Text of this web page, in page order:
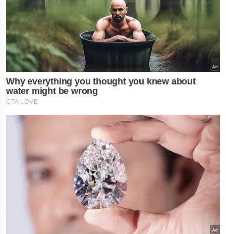
×
નોકરી-ધંધામાં પ્રગતિ... આ
રાશિના લોકોને ફળશે આજનો
દિવસ , જાણો તમારું રાશિફળ?